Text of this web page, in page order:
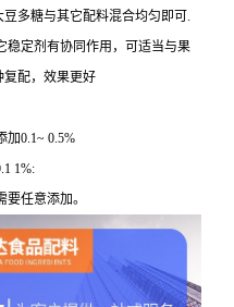
多糖与其它配料混合均匀即可.
稳定剂有协同作用，可适当与果
复配，效果更好
加0.1~ 0.5%
1%:
任意添加。